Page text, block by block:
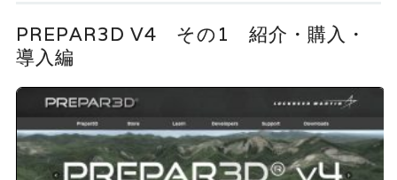
PREPAR3D V4 その1 紹介・購入・
導入編